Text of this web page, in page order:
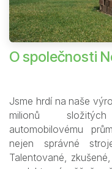
O společnosti
Jsme hrdí na naše
milionů
automobilovému
nejen správné
Talentované,